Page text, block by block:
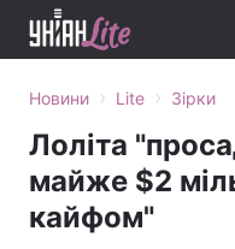
Новини › Lite › Зірки
Лоліта
майже $2
кайфом"